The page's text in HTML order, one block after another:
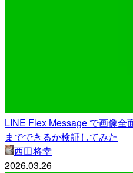
LINE Flex Message で画像全
までできるか検証してみた
西田将幸
2026.03.26